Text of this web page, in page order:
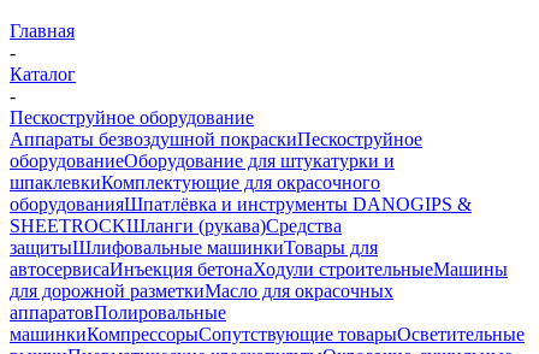
Главная
-
Каталог
-
Пескоструйное оборудование
Аппараты безвоздушной покраскиПескоструйное
оборудованиеОборудование для штукатурки и
шпаклевкиКомплектующие для окрасочного
оборудованияШпатлёвка и инструменты DANOGIPS &
SHEETROCKШланги (рукава)Средства
защитыШлифовальные машинкиТовары для
автосервисаИнъекция бетонаХодули строительныеМашины
для дорожной разметкиМасло для окрасочных
аппаратовПолировальные
машинкиКомпрессорыСопутствующие товарыОсветительные